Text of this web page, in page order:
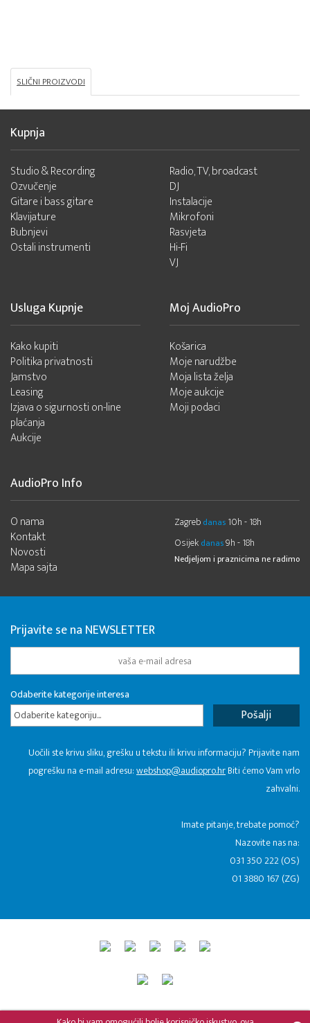
SLIČNI PROIZVODI
Kupnja
Studio & Recording
Ozvučenje
Gitare i bass gitare
Klavijature
Bubnjevi
Ostali instrumenti
Radio, TV, broadcast
DJ
Instalacije
Mikrofoni
Rasvjeta
Hi-Fi
VJ
Usluga Kupnje
Kako kupiti
Politika privatnosti
Jamstvo
Leasing
Izjava o sigurnosti on-line
plaćanja
Aukcije
Moj AudioPro
Košarica
Moje narudžbe
Moja lista želja
Moje aukcije
Moji podaci
AudioPro Info
O nama
Kontakt
Novosti
Mapa sajta
Zagreb danas 10h - 18h
Osijek danas9h - 18h
Nedjeljom i praznicima ne radimo
Prijavite se na NEWSLETTER
Odaberite kategorije interesa
Odaberite kategoriju...
Uočili ste krivu sliku, grešku u tekstu ili krivu informaciju? Prijavite nam
pogrešku na e-mail adresu:webshop@audiopro.hrBiti ćemo Vam vrlo
zahvalni.
​Imate pitanje, trebate pomoć?
Nazovite nas na:
031 350 222 (OS)
01 3880 167 (ZG)
© 2015 - 2026 Audio Pro Artist Developed by LABNET.RS